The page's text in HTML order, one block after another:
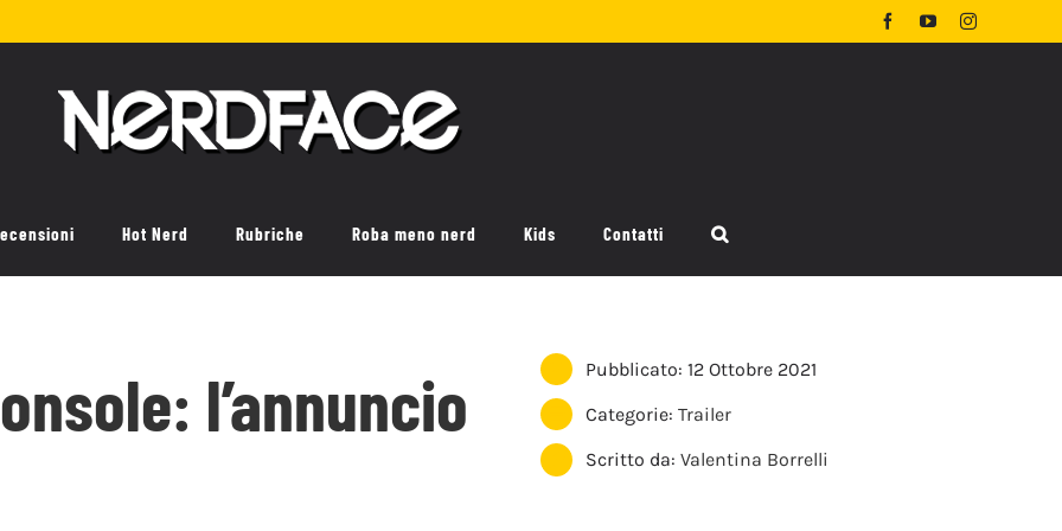
FacebookYouTubeInstagram
Hot Nerd Rubriche Roba meno nerd Kids Contatti
l’annuncio
Pubblicato: 12 Ottobre 2021
Categorie:Trailer
Scritto da:Valentina Borrelli